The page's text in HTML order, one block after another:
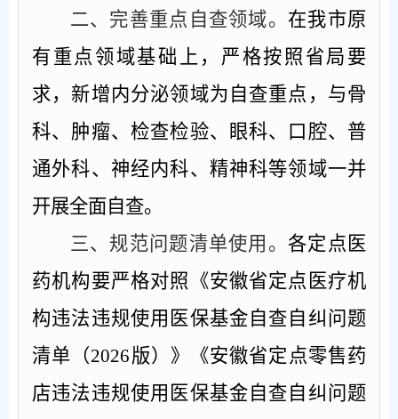
二、完善重点自查领域。 在我市原
有重点领域基础上，严格按照省局要
求，新增内分泌领域为自查重点，与骨
科、肿瘤、检查检验、眼科、口腔、普
通外科、神经内科、精神科等领域一并
开展全面自查。
三、规范问题清单使用。各定点医
药机构要严格对照《安徽省定点医疗机
构违法违规使用医保基金自查自纠问题
清单（2026版）》《安徽省定点零售药
店违法违规使用医保基金自查自纠问题